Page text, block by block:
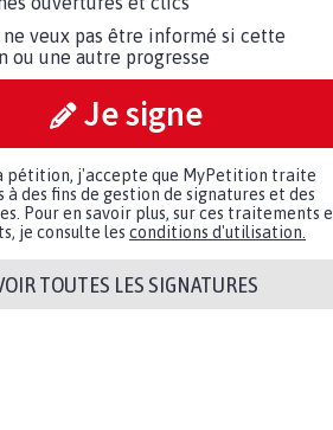
ne veux pas être informé si cette
ou une autre progresse
Je signe
pétition, j'accepte que MyPetition traite
à des fins de gestion de signatures et des
Pour en savoir plus, sur ces traitements
je consulte les conditions d'utilisation.
TOUTES LES SIGNATURES